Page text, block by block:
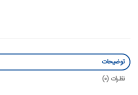
توضیحات
نظرات (0)